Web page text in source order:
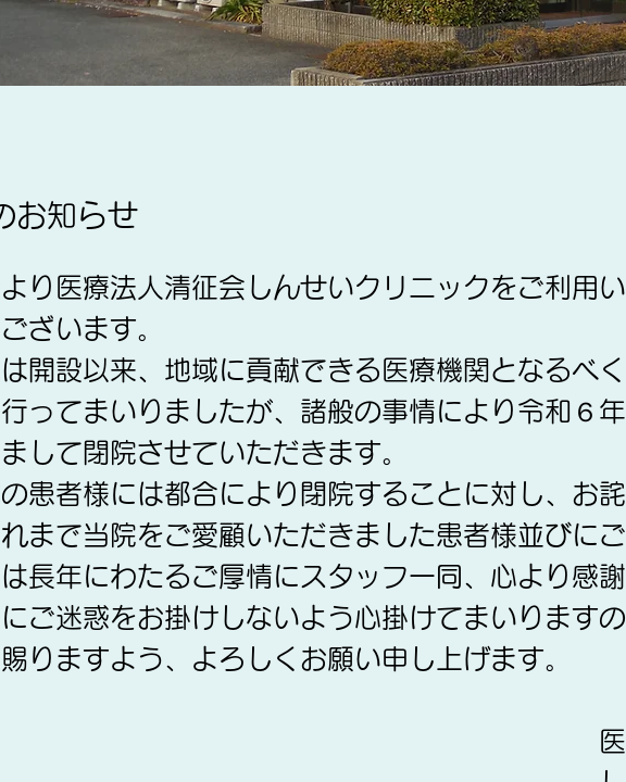
お知らせ
り医療法人清征会しんせいクリニックをご利用
ざいます。
開設以来、地域に貢献できる医療機関となるべ
ってまいりましたが、諸般の事情により令和６
して閉院させていただきます。
患者様には都合により閉院することに対し、お
まで当院をご愛顧いただきました患者様並びに
長年にわたるご厚情にスタッフ一同、心より感
ご迷惑をお掛けしないよう心掛けてまいります
りますよう、よろしくお願い申し上げます。
療法人 清